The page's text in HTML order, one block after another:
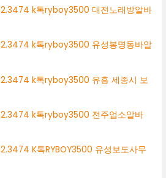
k톡ryboy3500 대전노래방알바
k톡ryboy3500 유성봉명동바알
k톡ryboy3500 유흥 세종시 보
k톡ryboy3500 전주업소알바
K톡RYBOY3500 유성보도사무